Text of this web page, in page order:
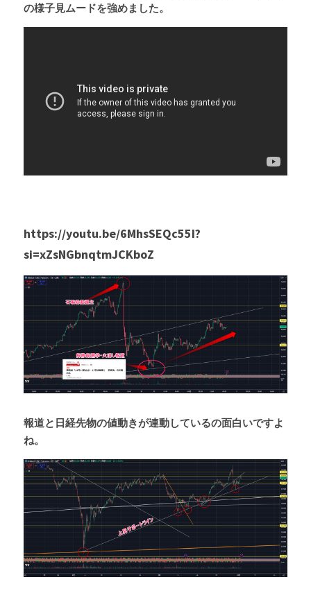
の様子見ムードを強めました。
https://youtu.be/6MhsSEQc55I?
si=xZsNGbnqtmJCKboZ
報道と日経先物の値動きが連動しているの面白いですよ
ね。